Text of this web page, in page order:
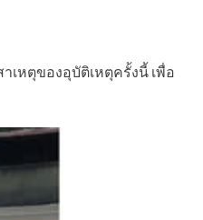
หตุของอุบัติเหตุครั้งนี้ เพื่อ